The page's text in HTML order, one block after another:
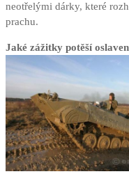
neotřelými dárky, které
prachu.
Jaké zážitky potěší